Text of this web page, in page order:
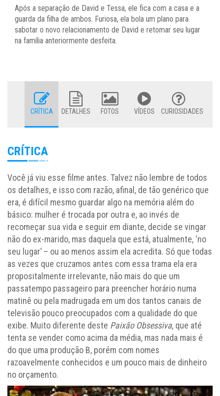
Após a separação de David e Tessa, ele fica com a casa e a
guarda da filha de ambos. Furiosa, ela bola um plano para
sabotar o novo relacionamento de David e retomar seu lugar
na família anteriormente desfeita.
CRÍTICA DETALHES FOTOS VÍDEOS CURIOSIDADES
CRÍTICA
Você já viu esse filme antes. Talvez não lembre de todos
os detalhes, e isso com razão, afinal, de tão genérico que
era, é difícil mesmo guardar algo na memória além do
básico: mulher é trocada por outra e, ao invés de
recomeçar sua vida e seguir em diante, decide se vingar
não do ex-marido, mas daquela que está, atualmente, ‘no
seu lugar’ – ou ao menos assim ela acredita. Só que todas
as vezes que cruzamos antes com essa trama ela era
propositalmente irrelevante, não mais do que um
passatempo passageiro para preencher horário numa
matinê ou pela madrugada em um dos tantos canais de
televisão pouco preocupados com a qualidade do que
exibe. Muito diferente deste Paixão Obsessiva, que até
tenta se vender como acima da média, mas nada mais é
do que uma produção B, porém com nomes
razoavelmente conhecidos e um pouco mais de dinheiro
no orçamento.